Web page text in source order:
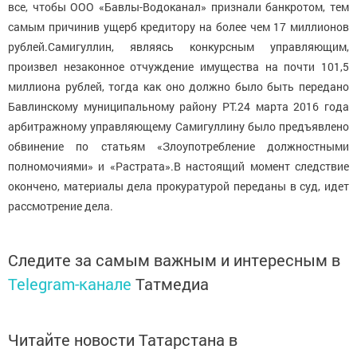
все, чтобы ООО «Бавлы-Водоканал» признали банкротом, тем
самым причинив ущерб кредитору на более чем 17 миллионов
рублей.Самигуллин, являясь конкурсным управляющим,
произвел незаконное отчуждение имущества на почти 101,5
миллиона рублей, тогда как оно должно было быть передано
Бавлинскому муниципальному району РТ.24 марта 2016 года
арбитражному управляющему Самигуллину было предъявлено
обвинение по статьям «Злоупотребление должностными
полномочиями» и «Растрата».В настоящий момент следствие
окончено, материалы дела прокуратурой переданы в суд, идет
рассмотрение дела.
Следите за самым важным и интересным в
Telegram-канале Татмедиа
Читайте новости Татарстана в